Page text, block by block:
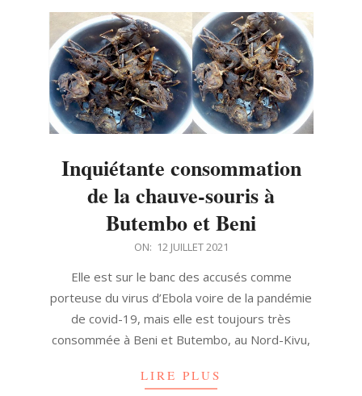
Inquiétante consommation
de la chauve-souris à
Butembo et Beni
ON: 12 JUILLET 2021
Elle est sur le banc des accusés comme
porteuse du virus d’Ebola voire de la pandémie
de covid-19, mais elle est toujours très
consommée à Beni et Butembo, au Nord-Kivu,
LIRE PLUS